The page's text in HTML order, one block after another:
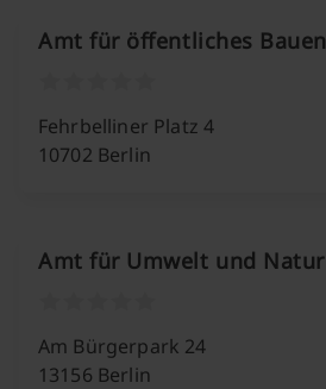
Amt für öffentliches Bauen
Fehrbelliner Platz 4
10702 Berlin
Amt für Umwelt und Natur
Am Bürgerpark 24
13156 Berlin